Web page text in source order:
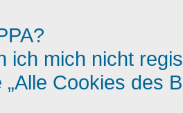
ich mich nicht
„Alle Cookies des